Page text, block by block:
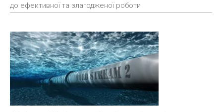
до ефективної та злагодженої роботи